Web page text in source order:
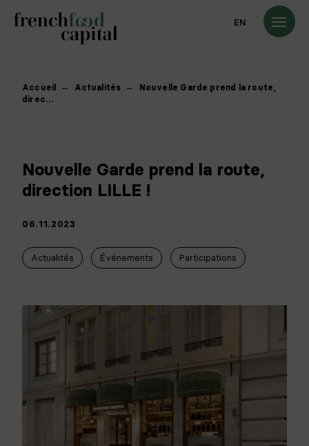
EN
Accueil Actualités
Nouvelle Garde prend la route,
direc…
Nouvelle Garde prend la route,
direction LILLE !
06.11.2023
Actualités Événements Participations